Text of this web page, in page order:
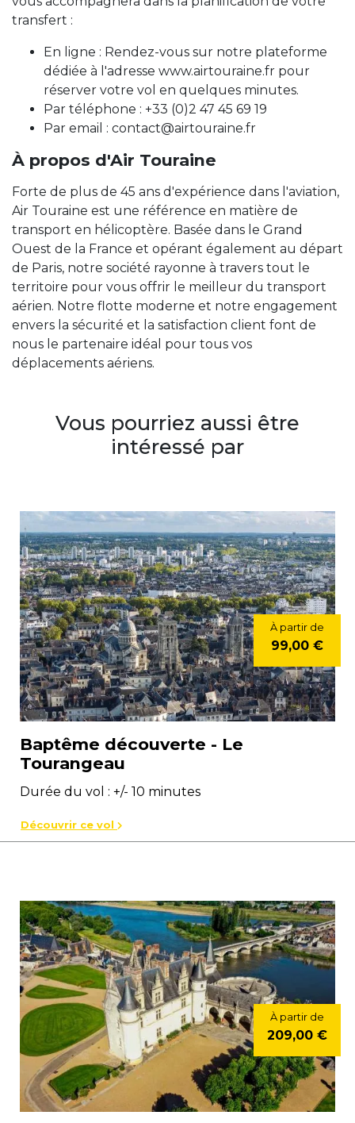
transfert :
En ligne : Rendez-vous sur notre plateforme
dédiée à l'adresse www.airtouraine.fr pour
réserver votre vol en quelques minutes.
Par téléphone : +33 (0)2 47 45 69 19
Par email : contact@airtouraine.fr
À propos d'Air Touraine
Forte de plus de 45 ans d'expérience dans l'aviation,
Air Touraine est une référence en matière de
transport en hélicoptère. Basée dans le Grand
Ouest de la France et opérant également au départ
de Paris, notre société rayonne à travers tout le
territoire pour vous offrir le meilleur du transport
aérien. Notre flotte moderne et notre engagement
envers la sécurité et la satisfaction client font de
nous le partenaire idéal pour tous vos
déplacements aériens.
Vous pourriez aussi être
intéressé par
Baptême découverte - Le
Tourangeau
Durée du vol : +/- 10 minutes
À partir de
99,00 €
Découvrir ce vol
À partir de
209,00 €